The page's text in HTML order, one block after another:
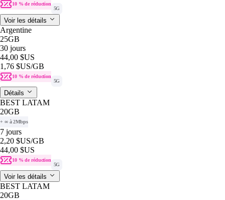
10 % de réduction
5G
Voir les détails
Argentine
25GB
30 jours
44,00 $US
1,76 $US/GB
10 % de réduction
5G
Détails
BEST LATAM
20GB
+ ∞ à 2Mbps
7 jours
2,20 $US/GB
44,00 $US
10 % de réduction
5G
Voir les détails
BEST LATAM
20GB